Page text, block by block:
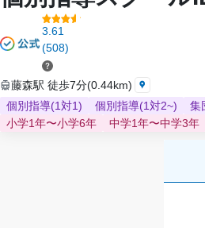
3.61
(508)
藤森駅 徒歩7分(0.44km)
個別指導(1対1)
個別指導(1対2~) 集
小学1年〜小学6年
中学1年〜中学3年